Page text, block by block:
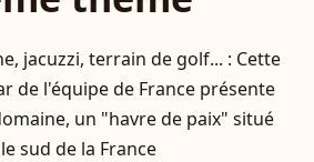
jacuzzi, terrain de golf... : Cette
de l'équipe de France présente
un "havre de paix" situé
sud de la France